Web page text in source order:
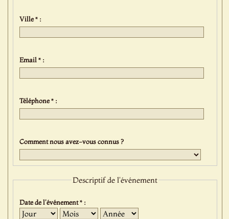
Ville * :
Email * :
Téléphone * :
Comment nous avez-vous connus ?
Descriptif de l'événement
Date de l'événement * :
Jour Mois Année